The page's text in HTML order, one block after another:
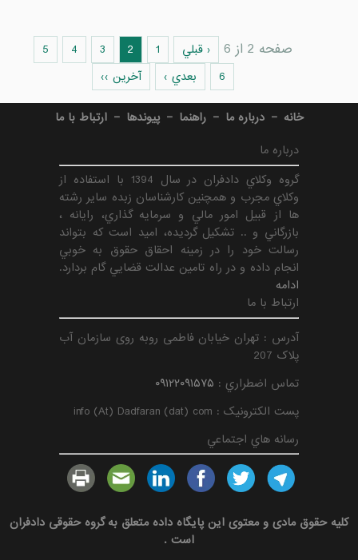
صفحه 2 از 6 ‹ قبلي 1
2
3
4
5
6
بعدي › آخرين ››
خانه -درباره ما -راهنما -پیوندها -ارتباط با ما
درباره ما
گروه وكلاي دادفران در سال 1394 با استفاده از
وكلاي مجرب و همچنين كارشناسان زبده ساير رشته
ها از قبيل امور مالي و سرمايه گذاري، رايانه ،
بازرگاني و .. تشكيل گرديده، اميد است كه بتواند
رسالت خود را در زمينه احقاق حقوق به خوبي
انجام داده و در راه تامين عدالت قضايي گام بردارد.
ادامه
ارتباط با ما
آدرس : تهران خیابان فاطمی روبه روی سازمان آب
پلاک 207
تماس اضطراري : ۰۹۱۲۲۰۹۱۵۷۵
پست الکترونیک : info (At) Dadfaran (dat) com
رسانه هاي اجتماعي
کلیه حقوق مادی و معتوی این پایگاه داده متعلق بهگروه حقوقی دادفران
است .